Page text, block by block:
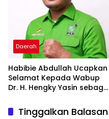
Daerah
Habibie Abdullah Ucapkan
Selamat Kepada Wabup
Dr. H. Hengky Yasin sebagai
Takalar Periode 2026–2031
Tinggalkan Balasan